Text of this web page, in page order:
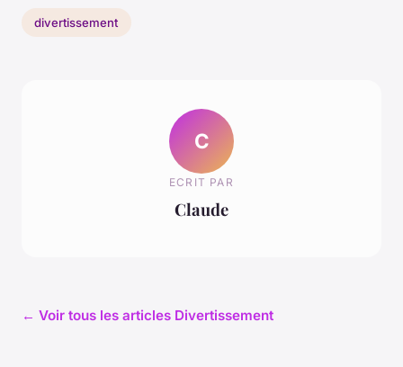
divertissement
C
ECRIT PAR
Claude
← Voir tous les articles Divertissement